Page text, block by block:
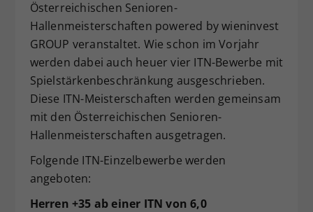
Österreichischen Senioren-
Hallenmeisterschaften powered by wieninvest
GROUP veranstaltet. Wie schon im Vorjahr
werden dabei auch heuer vier ITN-Bewerbe mit
Spielstärkenbeschränkung ausgeschrieben.
Diese ITN-Meisterschaften werden gemeinsam
mit den Österreichischen Senioren-
Hallenmeisterschaften ausgetragen.
Folgende ITN-Einzelbewerbe werden
angeboten:
Herren +35 ab einer ITN von 6,0
Zweck
Einstellungen. Unter anderem eine
zufällig generierte ID, für die
historische Speicherung Ihrer
vorgenommen Einstellungen, falls der
Webseiten-Betreiber dies eingestellt